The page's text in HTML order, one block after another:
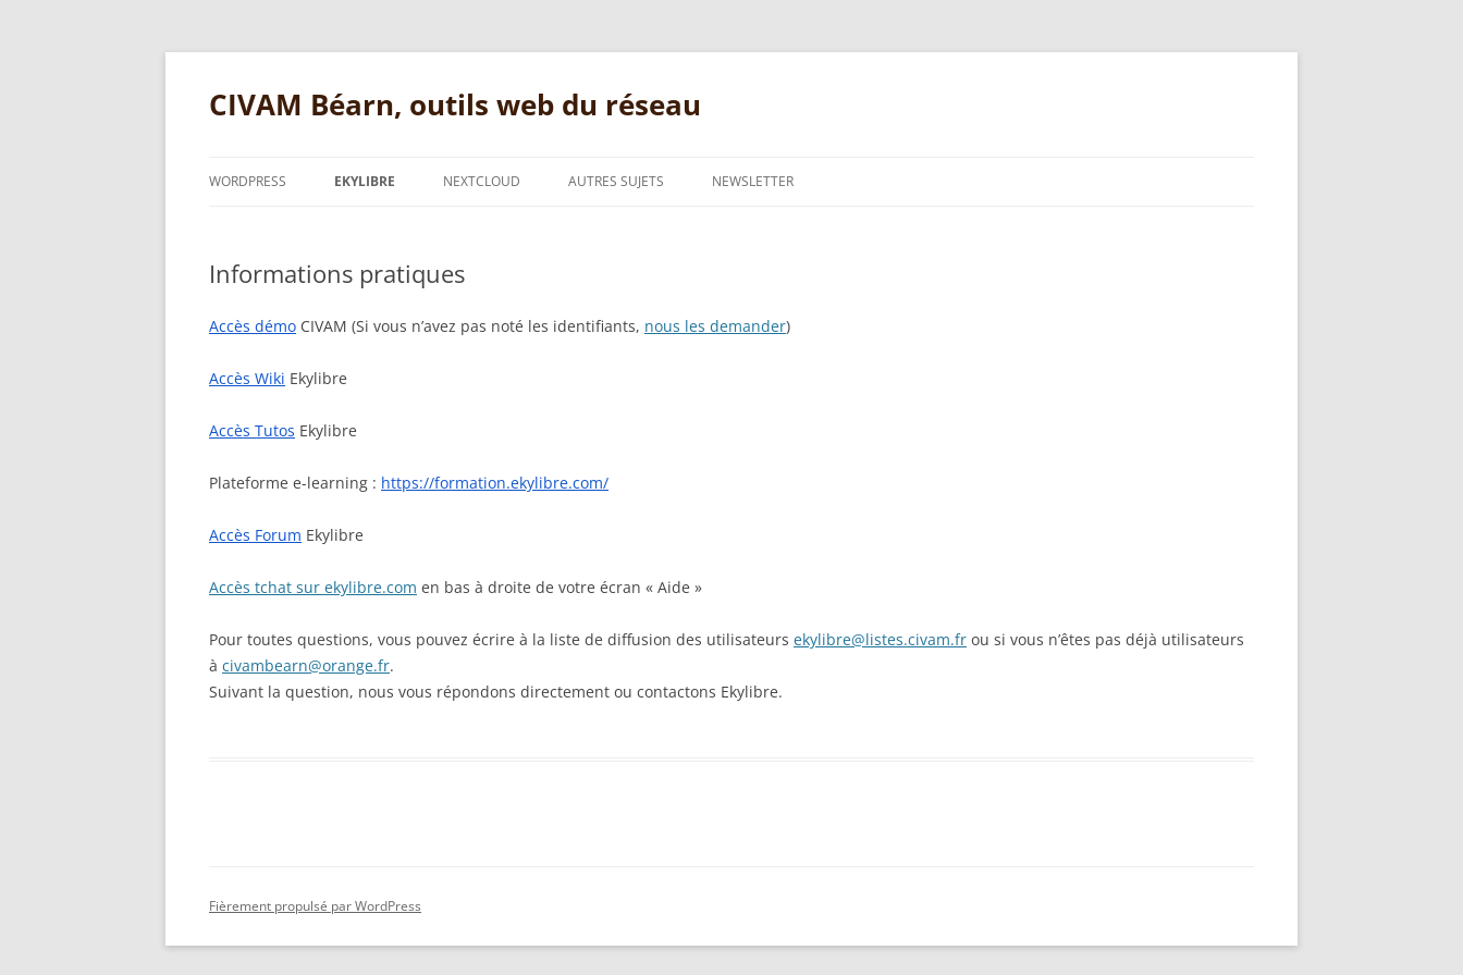
Aller
contenu
CIVAM Béarn, outils web du réseau
WORDPRESS
SUPPORT PRÉSENTATION
EKYLIBRE
INFORMATIONS PRATIQUES
SUPPORT PRÉSENTATION
NEXTCLOUD AUTRES SUJETS
GNU/LINUX
NEWSLETTER
Informations pratiques
Accès démo CIVAM (Si vous n’avez pas noté les identifiants, nous les demander)
Accès Wiki Ekylibre
Accès Tutos Ekylibre
Plateforme e-learning : https://formation.ekylibre.com/
Accès Forum Ekylibre
Accès tchat sur ekylibre.com en bas à droite de votre écran « Aide »
Pour toutes questions, vous pouvez écrire à la liste de diffusion des utilisateurs ekylibre@listes.civam.fr ou si vous n’êtes pas déjà utilisateurs
à civambearn@orange.fr.
Suivant la question, nous vous répondons directement ou contactons Ekylibre.
Fièrement propulsé par WordPress